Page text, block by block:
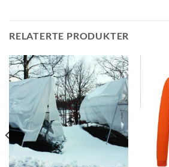
RELATERTE PRODUKTER